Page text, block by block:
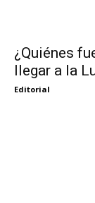
¿Quiénes
llegar a la
Editorial